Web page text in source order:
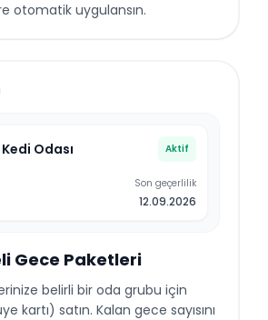
otomatik uygulansın.
Kedi Odası Aktif
Son geçerlilik
12.09.2026
Gece Paketleri
belirli bir oda grubu için
kartı) satın. Kalan gece sayısını